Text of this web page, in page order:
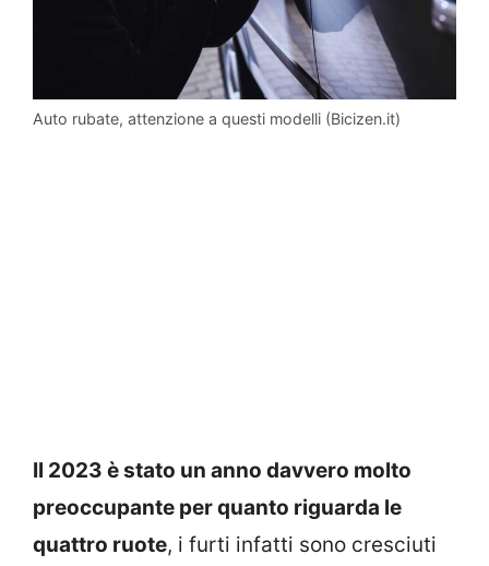
Auto rubate, attenzione a questi modelli (Bicizen.it)
Il 2023 è stato un anno davvero molto
preoccupante per quanto riguarda le
quattro ruote, i furti infatti sono cresciuti